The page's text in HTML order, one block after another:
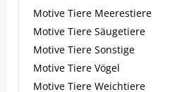
Motive Tiere Meerestiere
Motive Tiere Säugetiere
Motive Tiere Sonstige
Motive Tiere Vögel
Motive Tiere Weichtiere